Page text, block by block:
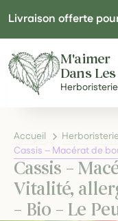
Livraison offerte
M'aimer
Dans
Herboristerie
Accueil Herboristerie
Cassis – Macérat de
Cassis –
Vitalité,
– Bio – Le